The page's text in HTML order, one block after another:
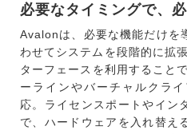
必要なタイミングで、
Avalonは、必要な機能だけを
わせてシステムを段階的に拡
ターフェースを利用すること
ーラインやバーチャルクラ
応。ライセンスポートやイン
で、ハードウェアを入れ替え